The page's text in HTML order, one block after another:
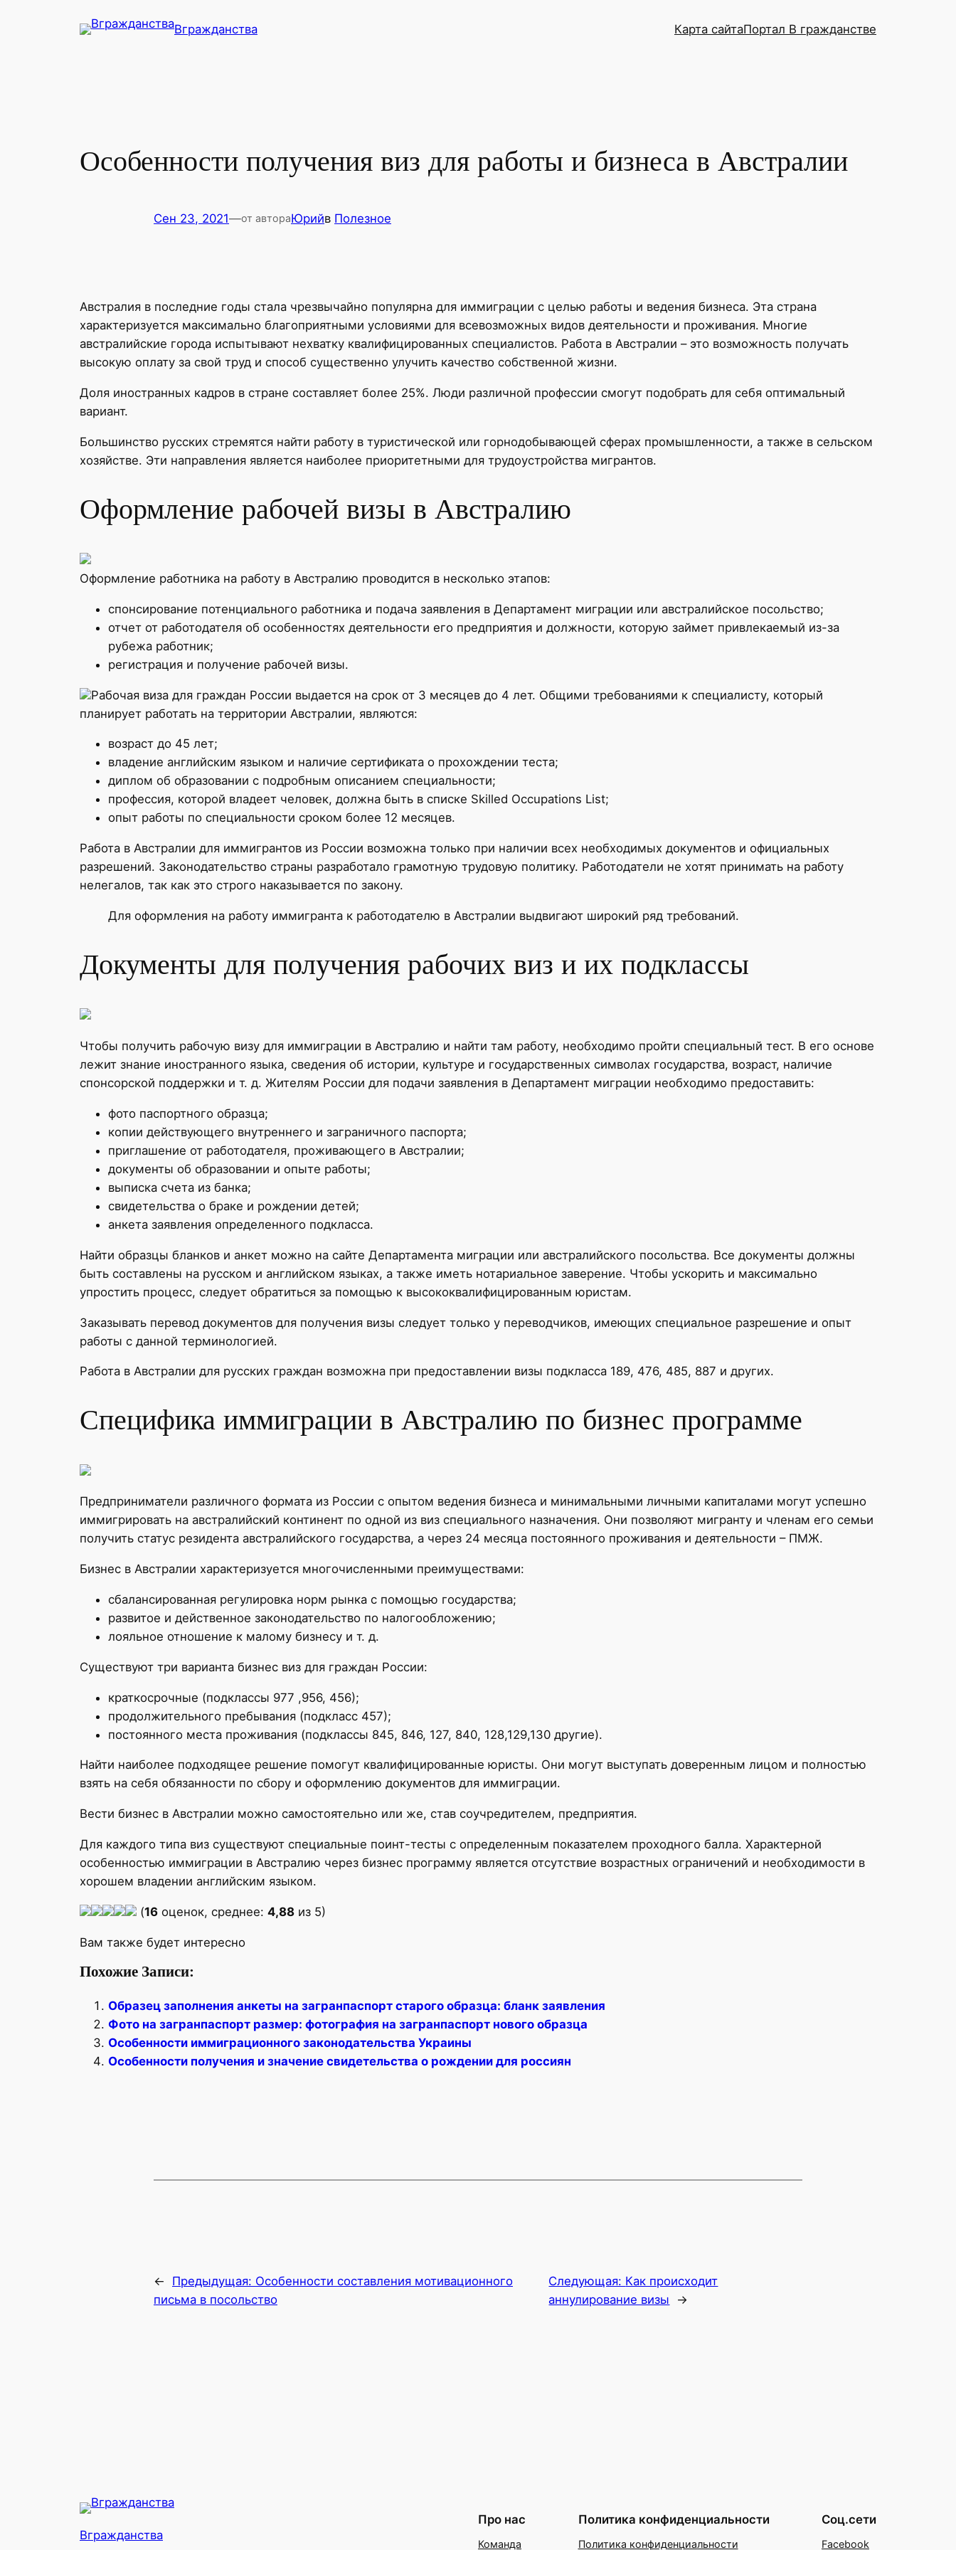
Вгражданства Карта сайтаПортал В гражданстве
Особенности получения виз для работы и бизнеса в Австралии
Сен 23, 2021—от автораЮрийв Полезное
Австралия в последние годы стала чрезвычайно популярна для иммиграции с целью работы и ведения бизнеса. Эта страна
характеризуется максимально благоприятными условиями для всевозможных видов деятельности и проживания. Многие
австралийские города испытывают нехватку квалифицированных специалистов. Работа в Австралии – это возможность получать
высокую оплату за свой труд и способ существенно улучить качество собственной жизни.
Доля иностранных кадров в стране составляет более 25%. Люди различной профессии смогут подобрать для себя оптимальный
вариант.
Большинство русских стремятся найти работу в туристической или горнодобывающей сферах промышленности, а также в сельском
хозяйстве. Эти направления является наиболее приоритетными для трудоустройства мигрантов.
Оформление рабочей визы в Австралию
Оформление работника на работу в Австралию проводится в несколько этапов:
спонсирование потенциального работника и подача заявления в Департамент миграции или австралийское посольство;
отчет от работодателя об особенностях деятельности его предприятия и должности, которую займет привлекаемый из-за
рубежа работник;
регистрация и получение рабочей визы.
Рабочая виза для граждан России выдается на срок от 3 месяцев до 4 лет. Общими требованиями к специалисту, который
планирует работать на территории Австралии, являются:
возраст до 45 лет;
владение английским языком и наличие сертификата о прохождении теста;
диплом об образовании с подробным описанием специальности;
профессия, которой владеет человек, должна быть в списке Skilled Occupations List;
опыт работы по специальности сроком более 12 месяцев.
Работа в Австралии для иммигрантов из России возможна только при наличии всех необходимых документов и официальных
разрешений. Законодательство страны разработало грамотную трудовую политику. Работодатели не хотят принимать на работу
нелегалов, так как это строго наказывается по закону.
Для оформления на работу иммигранта к работодателю в Австралии выдвигают широкий ряд требований.
Документы для получения рабочих виз и их подклассы
Чтобы получить рабочую визу для иммиграции в Австралию и найти там работу, необходимо пройти специальный тест. В его основе
лежит знание иностранного языка, сведения об истории, культуре и государственных символах государства, возраст, наличие
спонсорской поддержки и т. д. Жителям России для подачи заявления в Департамент миграции необходимо предоставить:
фото паспортного образца;
копии действующего внутреннего и заграничного паспорта;
приглашение от работодателя, проживающего в Австралии;
документы об образовании и опыте работы;
выписка счета из банка;
свидетельства о браке и рождении детей;
анкета заявления определенного подкласса.
Найти образцы бланков и анкет можно на сайте Департамента миграции или австралийского посольства. Все документы должны
быть составлены на русском и английском языках, а также иметь нотариальное заверение. Чтобы ускорить и максимально
упростить процесс, следует обратиться за помощью к высококвалифицированным юристам.
Заказывать перевод документов для получения визы следует только у переводчиков, имеющих специальное разрешение и опыт
работы с данной терминологией.
Работа в Австралии для русских граждан возможна при предоставлении визы подкласса 189, 476, 485, 887 и других.
Специфика иммиграции в Австралию по бизнес программе
Предприниматели различного формата из России с опытом ведения бизнеса и минимальными личными капиталами могут успешно
иммигрировать на австралийский континент по одной из виз специального назначения. Они позволяют мигранту и членам его семьи
получить статус резидента австралийского государства, а через 24 месяца постоянного проживания и деятельности – ПМЖ.
Бизнес в Австралии характеризуется многочисленными преимуществами:
сбалансированная регулировка норм рынка с помощью государства;
развитое и действенное законодательство по налогообложению;
лояльное отношение к малому бизнесу и т. д.
Существуют три варианта бизнес виз для граждан России:
краткосрочные (подклассы 977 ,956, 456);
продолжительного пребывания (подкласс 457);
постоянного места проживания (подклассы 845, 846, 127, 840, 128,129,130 другие).
Найти наиболее подходящее решение помогут квалифицированные юристы. Они могут выступать доверенным лицом и полностью
взять на себя обязанности по сбору и оформлению документов для иммиграции.
Вести бизнес в Австралии можно самостоятельно или же, став соучредителем, предприятия.
Для каждого типа виз существуют специальные поинт-тесты с определенным показателем проходного балла. Характерной
особенностью иммиграции в Австралию через бизнес программу является отсутствие возрастных ограничений и необходимости в
хорошем владении английским языком.
(16 оценок, среднее: 4,88 из 5)
Вам также будет интересно
Похожие Записи:
Образец заполнения анкеты на загранпаспорт старого образца: бланк заявления
Фото на загранпаспорт размер: фотография на загранпаспорт нового образца
Особенности иммиграционного законодательства Украины
Особенности получения и значение свидетельства о рождении для россиян
← Предыдущая: Особенности составления мотивационного
письма в посольство
Следующая: Как происходит
аннулирование визы
→
Вгражданства
Про нас
Команда
Политика конфиденциальности
Политика конфиденциальности
Соц.сети
Facebook